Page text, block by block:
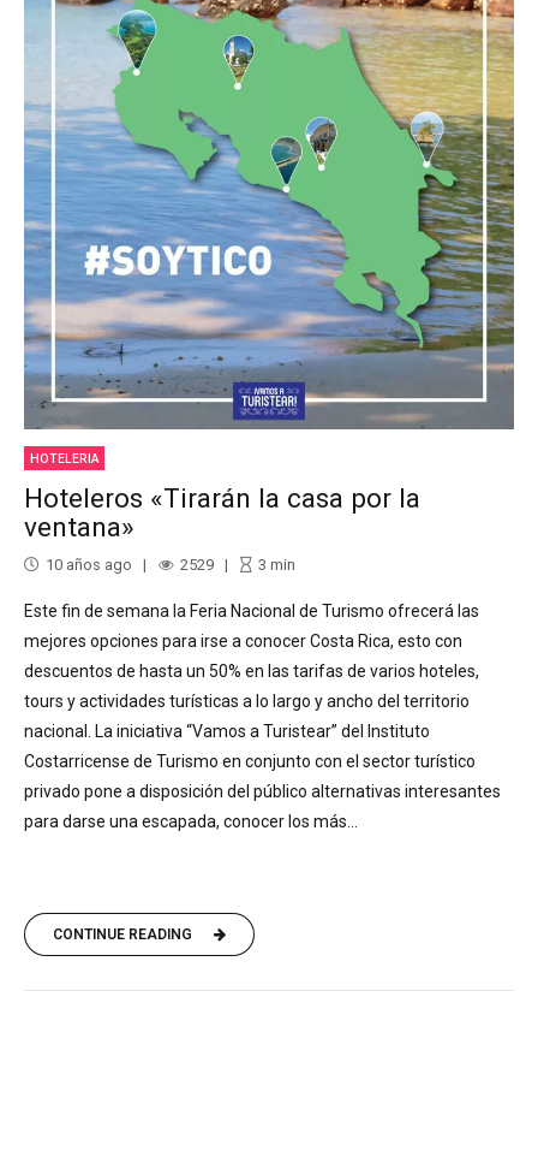
HOTELERIA
Hoteleros «Tirarán la casa por la
ventana»
10 años ago 2529 3 min
Este fin de semana la Feria Nacional de Turismo ofrecerá las
mejores opciones para irse a conocer Costa Rica, esto con
descuentos de hasta un 50% en las tarifas de varios hoteles,
tours y actividades turísticas a lo largo y ancho del territorio
nacional. La iniciativa “Vamos a Turistear” del Instituto
Costarricense de Turismo en conjunto con el sector turístico
privado pone a disposición del público alternativas interesantes
para darse una escapada, conocer los más...
CONTINUE READING